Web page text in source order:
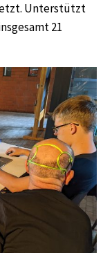
Unterstützt
21